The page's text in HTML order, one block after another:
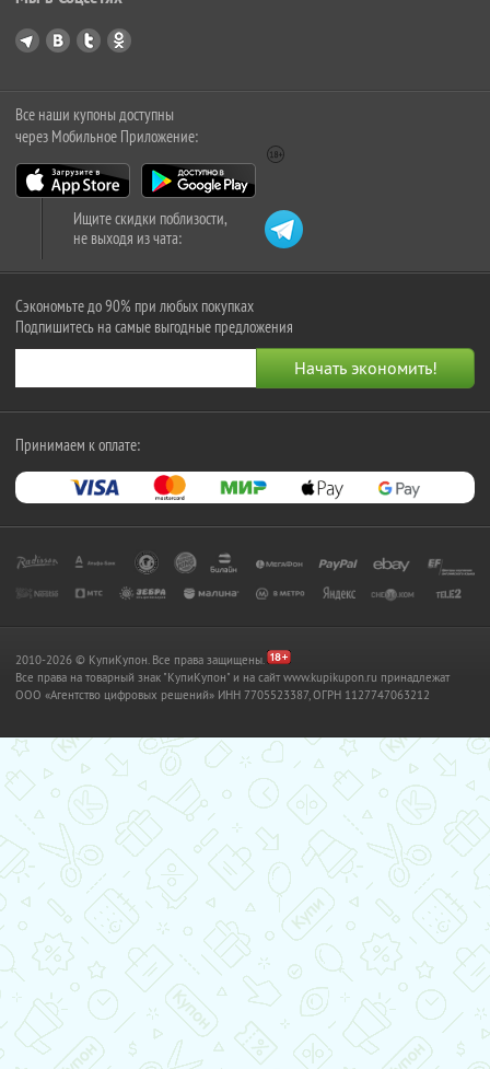
Все наши купоны доступны
через Мобильное Приложение:
Ищите скидки поблизости,
не выходя из чата:
Сэкономьте до 90% при любых покупках
Подпишитесь на самые выгодные предложения
Принимаем к оплате:
2010-2026 © КупиКупон. Все права защищены.
Все права на товарный знак "КупиКупон" и на сайт www.kupikupon.ru принадлежат
OOO «Агентство цифровых решений» ИНН 7705523387, ОГРН 1127747063212